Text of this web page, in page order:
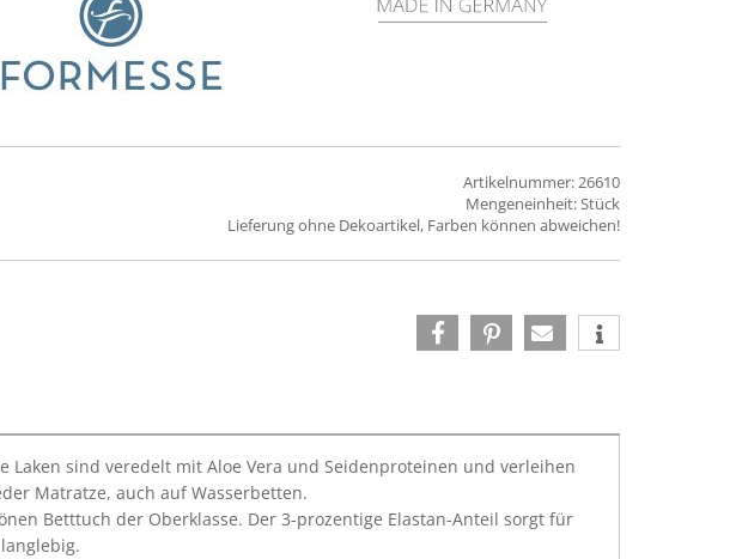
Artikelnummer: 26610
Mengeneinheit: Stück
Lieferung ohne Dekoartikel, Farben können abweichen!
Laken sind veredelt mit Aloe Vera und Seidenproteinen und verleihen
Matratze, auch auf Wasserbetten.
Betttuch der Oberklasse. Der 3-prozentige Elastan-Anteil sorgt für